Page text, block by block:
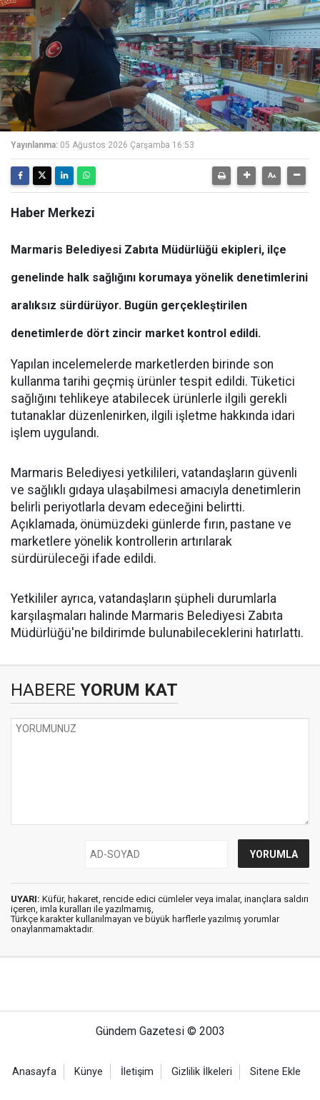
Yayınlanma: 05 Ağustos 2026 Çarşamba 16:53
Haber Merkezi
Marmaris Belediyesi Zabıta Müdürlüğü ekipleri, ilçe
genelinde halk sağlığını korumaya yönelik denetimlerini
aralıksız sürdürüyor. Bugün gerçekleştirilen
denetimlerde dört zincir market kontrol edildi.
Yapılan incelemelerde marketlerden birinde son
kullanma tarihi geçmiş ürünler tespit edildi. Tüketici
sağlığını tehlikeye atabilecek ürünlerle ilgili gerekli
tutanaklar düzenlenirken, ilgili işletme hakkında idari
işlem uygulandı.
Marmaris Belediyesi yetkilileri, vatandaşların güvenli
ve sağlıklı gıdaya ulaşabilmesi amacıyla denetimlerin
belirli periyotlarla devam edeceğini belirtti.
Açıklamada, önümüzdeki günlerde fırın, pastane ve
marketlere yönelik kontrollerin artırılarak
sürdürüleceği ifade edildi.
Yetkililer ayrıca, vatandaşların şüpheli durumlarla
karşılaşmaları halinde Marmaris Belediyesi Zabıta
Müdürlüğü'ne bildirimde bulunabileceklerini hatırlattı.
HABERE YORUM KAT
UYARI: Küfür, hakaret, rencide edici cümleler veya imalar, inançlara saldırı
içeren, imla kuralları ile yazılmamış,
Türkçe karakter kullanılmayan ve büyük harflerle yazılmış yorumlar
onaylanmamaktadır.
Gündem Gazetesi © 2003
Anasayfa Künye İletişim Gizlilik İlkeleri Sitene Ekle